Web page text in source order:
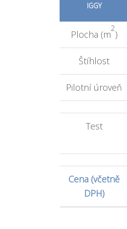
IGGY
Plocha (m
2
)
Štíhlost
Pilotní úroveň
Test
Cena (včetně
DPH)